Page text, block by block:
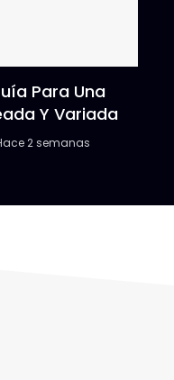
Para Una
Y Variada
2 semanas